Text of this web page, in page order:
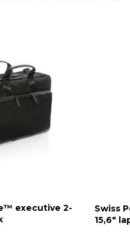
executive 2-
Swiss
15,6"